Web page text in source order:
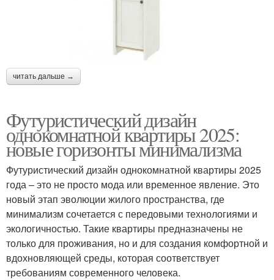
читать дальше →
Футуристический дизайн
однокомнатной квартиры 2025:
новые горизонты минимализма
Футуристический дизайн однокомнатной квартиры 2025
года – это не просто мода или временное явление. Это
новый этап эволюции жилого пространства, где
минимализм сочетается с передовыми технологиями и
экологичностью. Такие квартиры предназначены не
только для проживания, но и для создания комфортной и
вдохновляющей среды, которая соответствует
требованиям современного человека.